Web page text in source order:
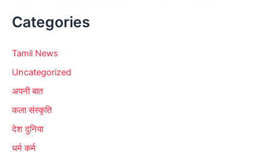
Categories
Tamil News
Uncategorized
अपनी बात
कला संस्कृति
देश दुनिया
धर्म कर्म